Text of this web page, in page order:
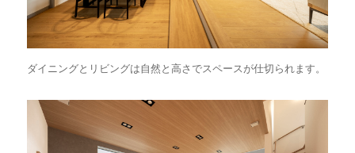
ダイニングとリビングは自然と高さでスペースが仕切られます。